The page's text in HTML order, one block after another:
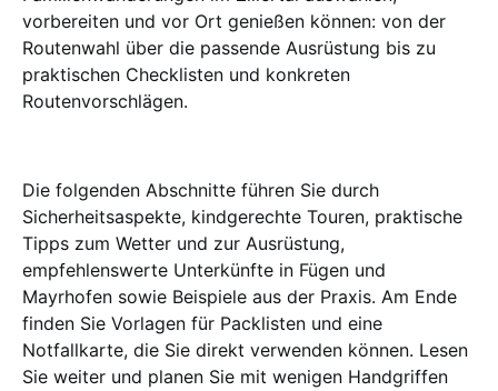
vorbereiten und vor Ort genießen können: von der
Routenwahl über die passende Ausrüstung bis zu
praktischen Checklisten und konkreten
Routenvorschlägen.
Die folgenden Abschnitte führen Sie durch
Sicherheitsaspekte, kindgerechte Touren, praktische
Tipps zum Wetter und zur Ausrüstung,
empfehlenswerte Unterkünfte in Fügen und
Mayrhofen sowie Beispiele aus der Praxis. Am Ende
finden Sie Vorlagen für Packlisten und eine
Notfallkarte, die Sie direkt verwenden können. Lesen
Sie weiter und planen Sie mit wenigen Handgriffen